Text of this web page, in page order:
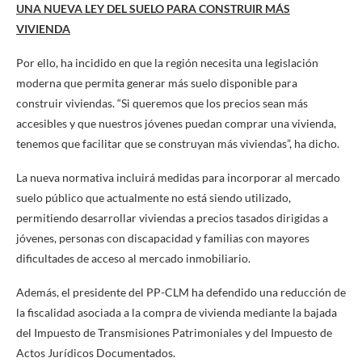
UNA NUEVA LEY DEL SUELO PARA CONSTRUIR MÁS
VIVIENDA
Por ello, ha incidido en que la región necesita una legislación
moderna que permita generar más suelo disponible para
construir viviendas. “Si queremos que los precios sean más
accesibles y que nuestros jóvenes puedan comprar una vivienda,
tenemos que facilitar que se construyan más viviendas”, ha dicho.
La nueva normativa incluirá medidas para incorporar al mercado
suelo público que actualmente no está siendo utilizado,
permitiendo desarrollar viviendas a precios tasados dirigidas a
jóvenes, personas con discapacidad y familias con mayores
dificultades de acceso al mercado inmobiliario.
Además, el presidente del PP-CLM ha defendido una reducción de
la fiscalidad asociada a la compra de vivienda mediante la bajada
del Impuesto de Transmisiones Patrimoniales y del Impuesto de
Actos Jurídicos Documentados.